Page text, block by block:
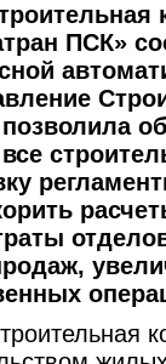
ПСК»
позволила